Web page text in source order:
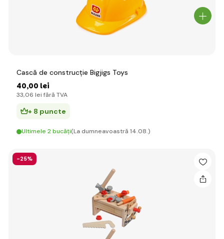
Cască de construcție Bigjigs Toys
40,00 lei
33,06 lei fără TVA
+ 8 puncte
Ultimele 2 bucăți(La dumneavoastră 14.08.)
-25%